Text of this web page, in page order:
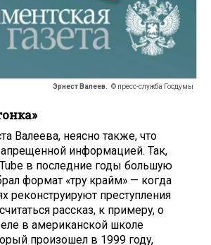
Эрнест Валеев. © пресс-служба Госдумы
Валеева, неясно также, что
информацией. Так,
в последние годы большую
формат «тру крайм» — когда
реконструируют преступления
рассказ, к примеру, о
в американской школе
произошел в 1999 году,